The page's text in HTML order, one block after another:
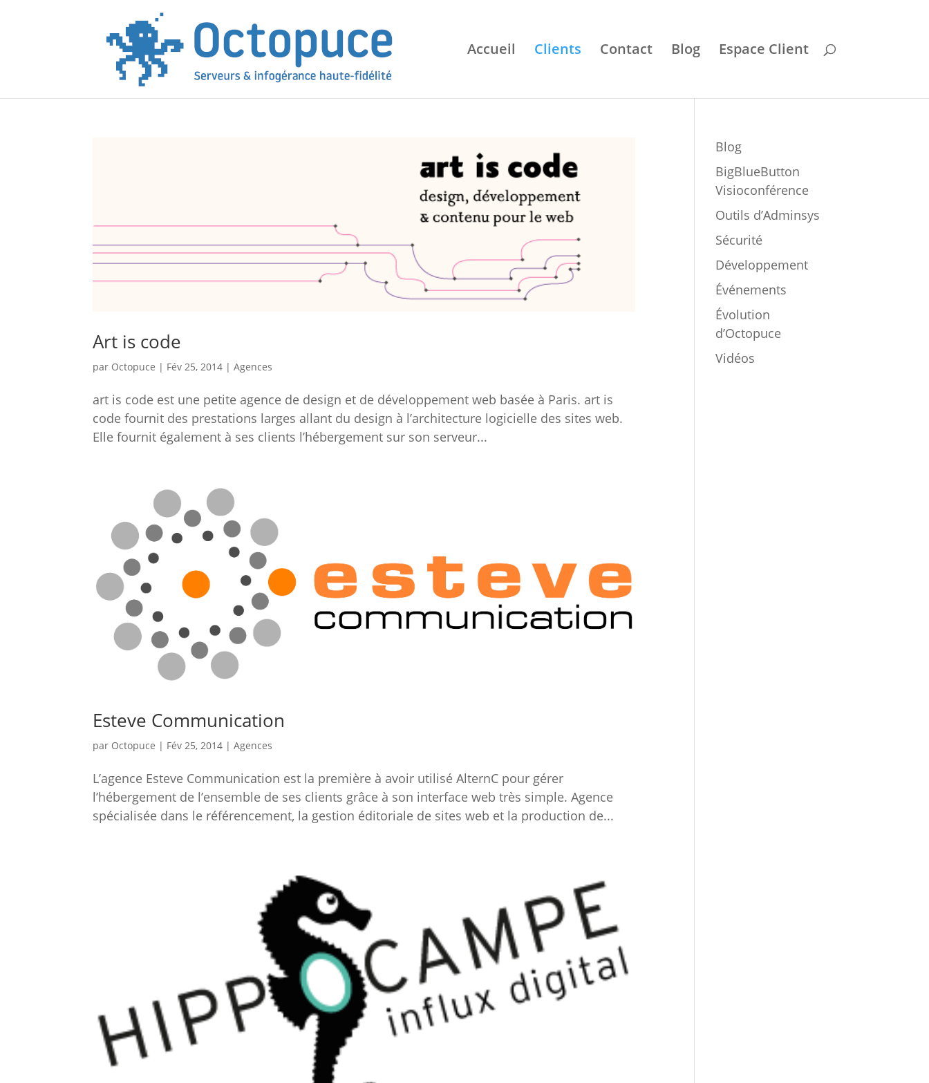
Accueil Clients Contact Blog Espace Client
Art is code
par Octopuce | Fév 25, 2014 |Agences
art is code est une petite agence de design et de développement web basée à Paris. art is
code fournit des prestations larges allant du design à l’architecture logicielle des sites web.
Elle fournit également à ses clients l’hébergement sur son serveur...
Esteve Communication
par Octopuce | Fév 25, 2014 |Agences
L’agence Esteve Communication est la première à avoir utilisé AlternC pour gérer
l’hébergement de l’ensemble de ses clients grâce à son interface web très simple. Agence
spécialisée dans le référencement, la gestion éditoriale de sites web et la production de...
Blog
BigBlueButton
Visioconférence
Outils d’Adminsys
Sécurité
Développement
Événements
Évolution
d’Octopuce
Vidéos